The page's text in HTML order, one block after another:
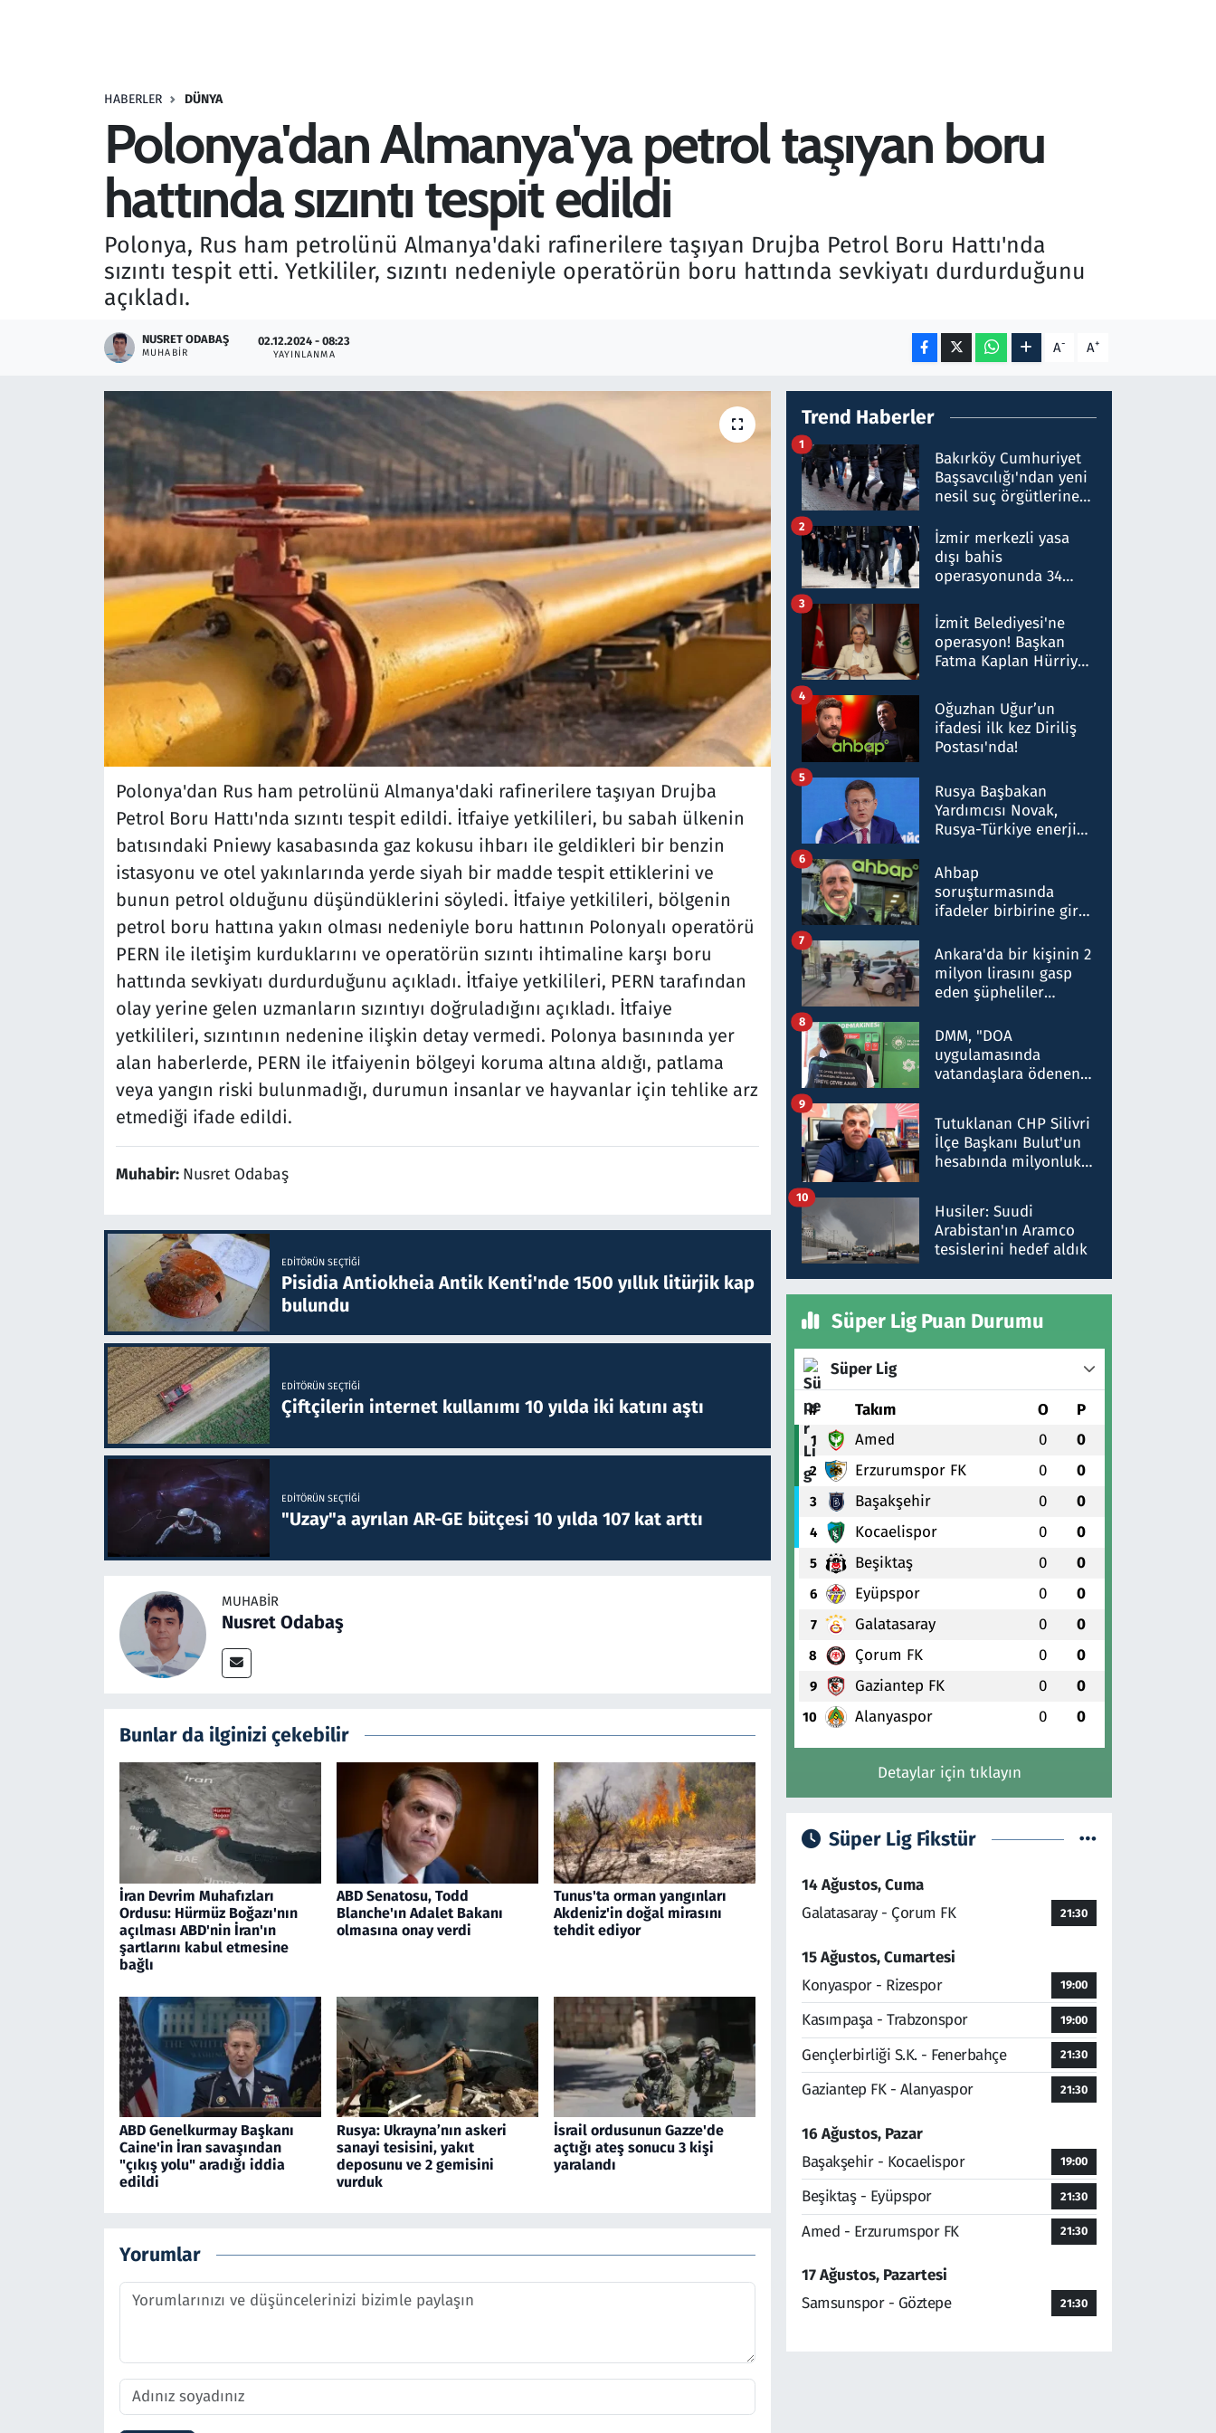
HABERLER DÜNYA
Polonya'dan Almanya'ya petrol taşıyan boru
hattında sızıntı tespit edildi
Polonya, Rus ham petrolünü Almanya'daki rafinerilere taşıyan Drujba Petrol Boru Hattı'nda
sızıntı tespit etti. Yetkililer, sızıntı nedeniyle operatörün boru hattında sevkiyatı durdurduğunu
açıkladı.
NUSRET ODABAŞ
MUHABIR
02.12.2024 - 08:23
YAYINLANMA A- A+
Polonya'dan Rus ham petrolünü Almanya'daki rafinerilere taşıyan Drujba
Petrol Boru Hattı'nda sızıntı tespit edildi. İtfaiye yetkilileri, bu sabah ülkenin
batısındaki Pniewy kasabasında gaz kokusu ihbarı ile geldikleri bir benzin
istasyonu ve otel yakınlarında yerde siyah bir madde tespit ettiklerini ve
bunun petrol olduğunu düşündüklerini söyledi. İtfaiye yetkilileri, bölgenin
petrol boru hattına yakın olması nedeniyle boru hattının Polonyalı operatörü
PERN ile iletişim kurduklarını ve operatörün sızıntı ihtimaline karşı boru
hattında sevkiyatı durdurduğunu açıkladı. İtfaiye yetkilileri, PERN tarafından
olay yerine gelen uzmanların sızıntıyı doğruladığını açıkladı. İtfaiye
yetkilileri, sızıntının nedenine ilişkin detay vermedi. Polonya basınında yer
alan haberlerde, PERN ile itfaiyenin bölgeyi koruma altına aldığı, patlama
veya yangın riski bulunmadığı, durumun insanlar ve hayvanlar için tehlike arz
etmediği ifade edildi.
Muhabir: Nusret Odabaş
EDITÖRÜN SEÇTIĞI
Pisidia Antiokheia Antik Kenti'nde 1500 yıllık litürjik kap
bulundu
EDITÖRÜN SEÇTIĞI
Çiftçilerin internet kullanımı 10 yılda iki katını aştı
EDITÖRÜN SEÇTIĞI
"Uzay"a ayrılan AR-GE bütçesi 10 yılda 107 kat arttı
MUHABIR
Nusret Odabaş
Bunlar da ilginizi çekebilir
İran Devrim Muhafızları
Ordusu: Hürmüz Boğazı'nın
açılması ABD'nin İran'ın
şartlarını kabul etmesine
bağlı
ABD Senatosu, Todd
Blanche'ın Adalet Bakanı
olmasına onay verdi
Tunus'ta orman yangınları
Akdeniz'in doğal mirasını
tehdit ediyor
ABD Genelkurmay Başkanı
Caine'in İran savaşından
"çıkış yolu" aradığı iddia
edildi
Rusya: Ukrayna’nın askeri
sanayi tesisini, yakıt
deposunu ve 2 gemisini
vurduk
İsrail ordusunun Gazze'de
açtığı ateş sonucu 3 kişi
yaralandı
Yorumlar
Trend Haberler
Bakırköy Cumhuriyet
Başsavcılığı'ndan yeni
nesil suç örgütlerine
hakkında gözaltı kararı
1
İzmir merkezli yasa
dışı bahis
operasyonunda 34
Milyar liralık para
trafiği tespit edildi
2
İzmit Belediyesi'ne
operasyon! Başkan
Fatma Kaplan Hürriyet
3
Oğuzhan Uğur’un
ifadesi ilk kez Diriliş
Postası'nda!
4
Rusya Başbakan
Yardımcısı Novak,
Rusya-Türkiye enerji
nitelikte olduğunu
belirtti
5
Ahbap
soruşturmasında
ifadeler birbirine girdi:
ifadelerinden ortaya
çıkan tablo şok etti
6
Ankara'da bir kişinin 2
milyon lirasını gasp
eden şüpheliler
7
DMM, "DOA
uygulamasında
vatandaşlara ödenen
düşürüldüğü" iddiasını
yalanladı
8
Tutuklanan CHP Silivri
İlçe Başkanı Bulut'un
hesabında milyonluk
talimat verdi, ben
gönderdim
9
Husiler: Suudi
Arabistan'ın Aramco
tesislerini hedef aldık
10
Süper Lig Puan Durumu
Süper Lig
# Takım O P
1 Amed 0 0
2 Erzurumspor FK 0 0
3 Başakşehir 0 0
4 Kocaelispor 0 0
5 Beşiktaş 0 0
6 Eyüpspor 0 0
7 Galatasaray 0 0
8 Çorum FK 0 0
9 Gaziantep FK 0 0
10 Alanyaspor 0 0
Detaylar için tıklayın
Süper Lig Fikstür
14 Ağustos, Cuma
Galatasaray - Çorum FK
21:30
15 Ağustos, Cumartesi
Konyaspor - Rizespor
19:00
Kasımpaşa - Trabzonspor 19:00
Gençlerbirliği S.K. - Fenerbahçe 21:30
Gaziantep FK - Alanyaspor 21:30
16 Ağustos, Pazar
Başakşehir - Kocaelispor
19:00
Beşiktaş - Eyüpspor 21:30
Amed - Erzurumspor FK 21:30
17 Ağustos, Pazartesi
Samsunspor - Göztepe
21:30
Savunma Sanayi
Televizyon